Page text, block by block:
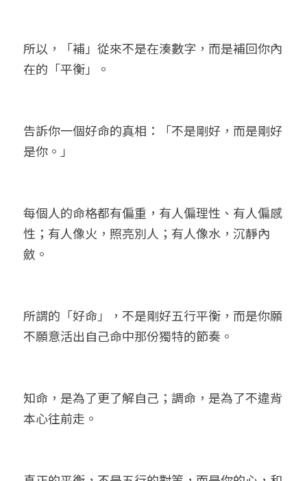
所以，「補」從來不是在湊數字，而是補回你內
在的「平衡」。
告訴你一個好命的真相：「不是剛好，而是剛好
是你。」
每個人的命格都有偏重，有人偏理性、有人偏感
性；有人像火，照亮別人；有人像水，沉靜內
斂。
所謂的「好命」，不是剛好五行平衡，而是你願
不願意活出自己命中那份獨特的節奏。
知命，是為了更了解自己；調命，是為了不違背
本心往前走。